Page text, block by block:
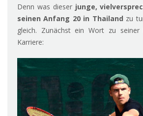
Denn was dieser junge,
seinen Anfang 20 in Thailand zu
gleich. Zunächst ein Wort zu seiner
Karriere: